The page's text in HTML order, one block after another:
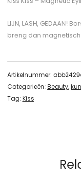
LIJN, LASH, GEDAAN!
breng dan
Artikelnummer:
Categorieën: Beauty,
Tag: Kiss